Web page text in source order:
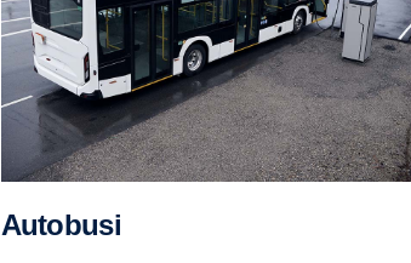
Autobusi